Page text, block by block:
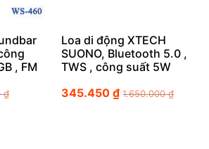
, FM
₫
Loa di động XTECH
SUONO, Bluetooth 5.0 ,
TWS , công suất 5W
345.450₫ 1.650.000₫